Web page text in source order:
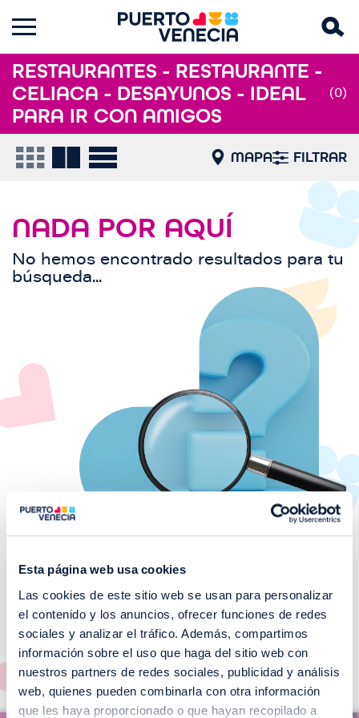
Esta página web usa cookies
Las cookies de este sitio web se usan para personalizar
el contenido y los anuncios, ofrecer funciones de redes
sociales y analizar el tráfico. Además, compartimos
información sobre el uso que haga del sitio web con
nuestros partners de redes sociales, publicidad y análisis
web, quienes pueden combinarla con otra información
que les haya proporcionado o que hayan recopilado a
RESTAURANTES - RESTAURANTE -
CELIACA - DESAYUNOS - IDEAL
PARA IR CON AMIGOS
(0)
MAPA FILTRAR
NADA POR AQUÍ
No hemos encontrado resultados para tu
búsqueda...
¡No te pierdas nuestros
EVENTOS!
Ver todos >